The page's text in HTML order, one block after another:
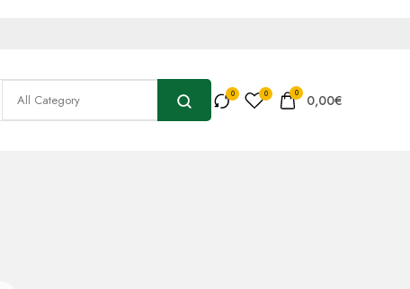
0 0,00€